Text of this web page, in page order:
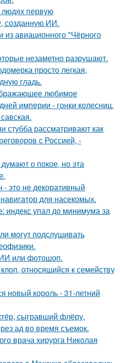
первую
созданную ИИ.
из авиационного "Чёрного
незаметно разрушают.
просто легкая,
гладь.
любимое
империи - гонки колесниц.
стубба рассматривают как
с Россией, -
о покое, но эта
это не декоративный
для насекомых.
индекс упал до минимума за
могут подслушивать
или фотошоп.
относящийся к семейству
новый король - 31-летний
сыгравший флёру,
ад во время съемок.
врача хирурга Николая